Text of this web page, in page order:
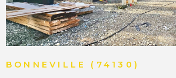
BONNEVILLE (74130)